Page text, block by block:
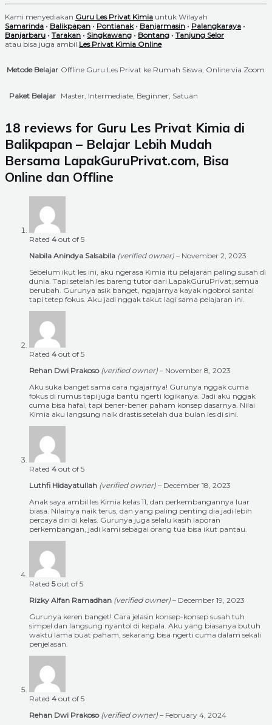
Kami menyediakan Guru Les Privat Kimia untuk Wilayah
Samarinda • Balikpapan • Pontianak• Banjarmasin • Palangkaraya •
Banjarbaru • Tarakan • Singkawang • Bontang • Tanjung Selor
atau bisa juga ambil Les Privat Kimia Online
Metode Belajar Offline Guru Les Privat ke Rumah Siswa, Online via Zoom
Paket Belajar Master, Intermediate, Beginner, Satuan
18 reviews for Guru Les Privat Kimia di
Balikpapan – Belajar Lebih Mudah
Bersama LapakGuruPrivat.com, Bisa
Online dan Offline
Rated 4 out of 5
Nabila Anindya Salsabila (verified owner) – November 2, 2023
Sebelum ikut les ini, aku ngerasa Kimia itu pelajaran paling susah di
dunia. Tapi setelah les bareng tutor dari LapakGuruPrivat, semua
berubah. Gurunya asik banget, ngajarnya kayak ngobrol santai
tapi tetep fokus. Aku jadi nggak takut lagi sama pelajaran ini.
Rated 4 out of 5
Rehan Dwi Prakoso (verified owner) – November 8, 2023
Aku suka banget sama cara ngajarnya! Gurunya nggak cuma
fokus di rumus tapi juga bantu ngerti logikanya. Jadi aku nggak
cuma bisa hafal, tapi bener-bener paham konsep dasarnya. Nilai
Kimia aku langsung naik drastis setelah dua bulan les di sini.
Rated 4 out of 5
Luthfi Hidayatullah (verified owner) – December 18, 2023
Anak saya ambil les Kimia kelas 11, dan perkembangannya luar
biasa. Nilainya naik terus, dan yang paling penting dia jadi lebih
percaya diri di kelas. Gurunya juga selalu kasih laporan
perkembangan, jadi kami sebagai orang tua bisa ikut pantau.
Rated 5out of 5
Rizky Alfan Ramadhan (verified owner) – December 19, 2023
Gurunya keren banget! Cara jelasin konsep-konsep susah tuh
simpel dan langsung nyantol di kepala. Aku yang biasanya butuh
waktu lama buat paham, sekarang bisa ngerti cuma dalam sekali
penjelasan.
Rated 4 out of 5
Rehan Dwi Prakoso (verified owner) – February 4, 2024